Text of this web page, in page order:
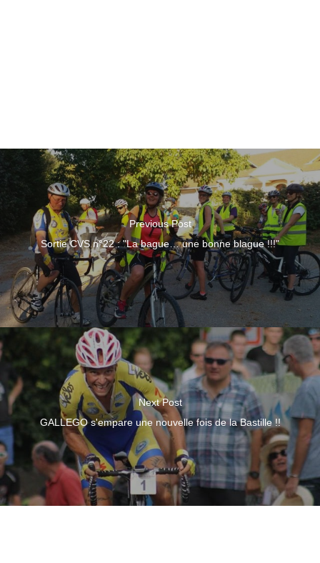
Previous Post
Sortie CVS n°22 : "La bague… une bonne blague !!!"
Next Post
GALLEGO s'empare une nouvelle fois de la Bastille !!